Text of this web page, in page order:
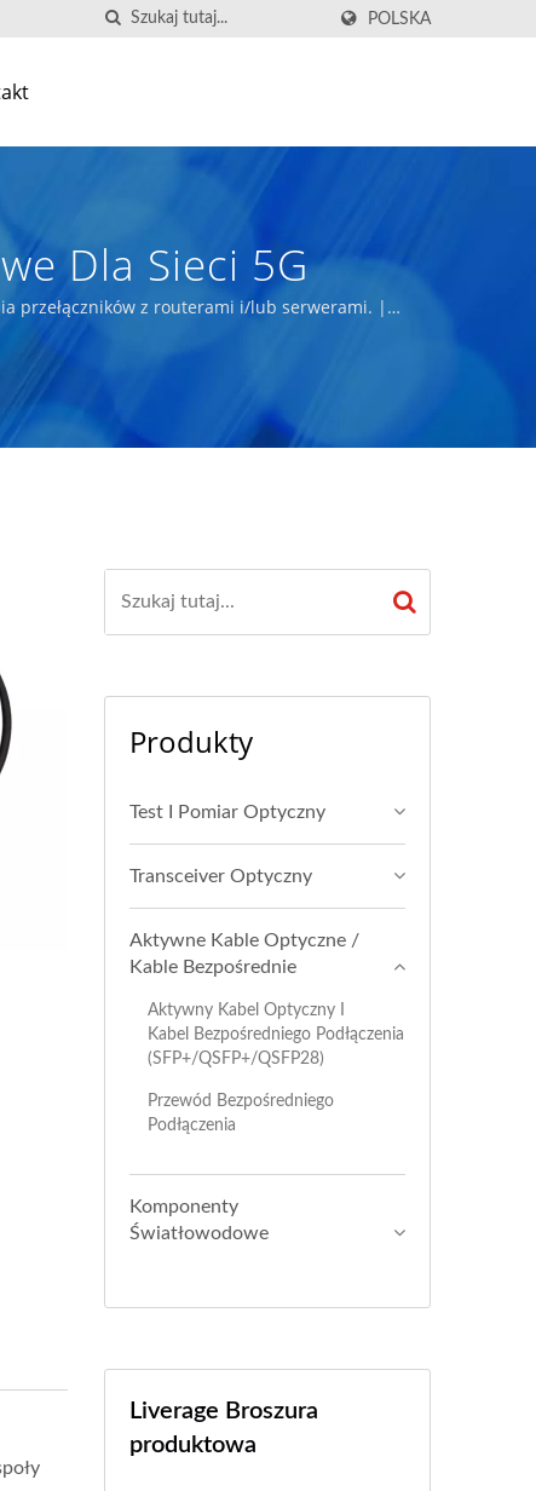
POLSKA
Dla Sieci 5G
przełączników z routerami i/lub serwerami. |
Produkty
Test I Pomiar Optyczny
Transceiver Optyczny
Aktywne Kable Optyczne /
Kable Bezpośrednie
Aktywny Kabel Optyczny I
Kabel Bezpośredniego Podłączenia
(SFP+/QSFP+/QSFP28)
Przewód Bezpośredniego
Podłączenia
Komponenty
Światłowodowe
Liverage Broszura
produktowa